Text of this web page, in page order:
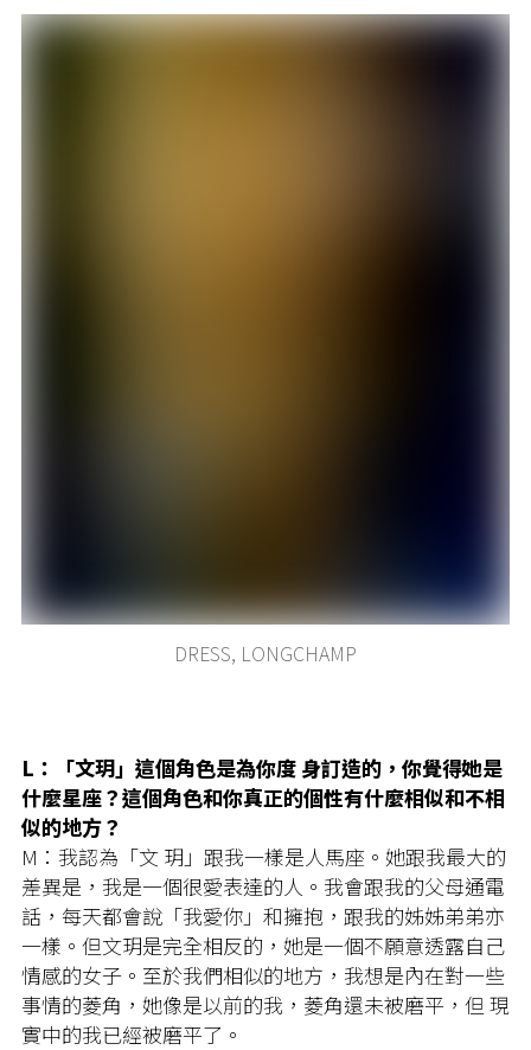
DRESS, LONGCHAMP
L：「文玥」這個角色是為你度 身訂造的，你覺得她是
什麼星座？這個角色和你真正的個性有什麼相似和不相
似的地方？
M：我認為「文 玥」跟我一樣是人馬座。她跟我最大的
差異是，我是一個很愛表達的人。我會跟我的父母通電
話，每天都會說「我愛你」和擁抱，跟我的姊姊弟弟亦
一樣。但文玥是完全相反的，她是一個不願意透露自己
情感的女子。至於我們相似的地方，我想是內在對一些
事情的菱角，她像是以前的我，菱角還未被磨平，但 現
實中的我已經被磨平了。